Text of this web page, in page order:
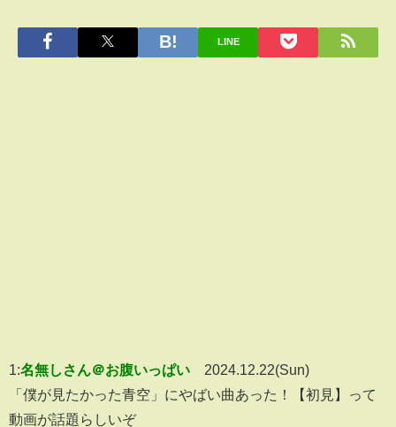
LINE
1:名無しさん＠お腹いっぱい
2024.12.22(Sun)
「僕が見たかった青空」にやばい曲あった！【初見】って
動画が話題らしいぞ